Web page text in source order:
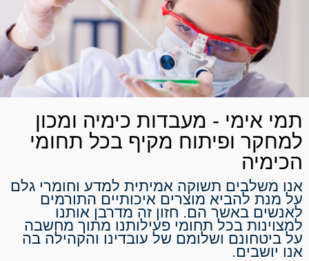
תמי אימי - מעבדות כימיה ומכון
למחקר ופיתוח מקיף בכל תחומי
הכימיה
אנו משלבים תשוקה אמיתית למדע וחומרי גלם
על מנת להביא מוצרים איכותיים התורמים
לאנשים באשר הם. חזון זה מדרבן אותנו
למצוינות בכל תחומי פעילותנו מתוך מחשבה
על ביטחונם ושלומם של עובדינו והקהילה בה
אנו יושבים.